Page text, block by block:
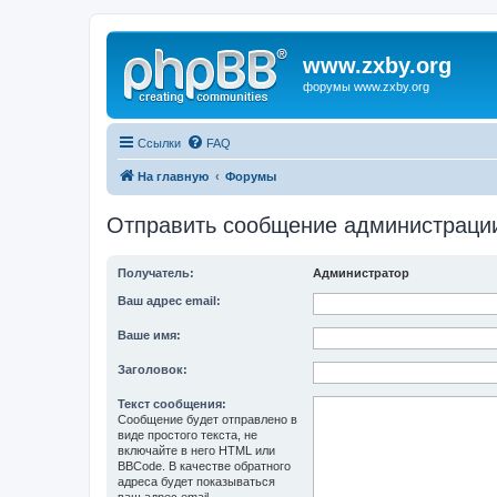
www.zxby.org
форумы www.zxby.org
Ссылки FAQ
На главную Форумы
Отправить сообщение
Получатель: Администратор
Ваш адрес email:
Ваше имя:
Заголовок:
Текст сообщения:
Сообщение будет отправлено в
виде простого текста, не
включайте в него HTML или
BBCode. В качестве обратного
адреса будет показываться